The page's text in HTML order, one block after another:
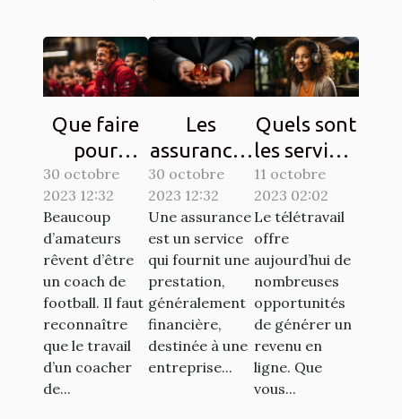
Que faire
pour
devenir un
bon coach
de
football ?
30 octobre
2023 12:32
Beaucoup
d’amateurs
rêvent d’être
un coach de
football. Il faut
reconnaître
que le travail
d’un coacher
de...
Les
assurances
à souscrire
en France :
lesquelles
sont
exigées ?
30 octobre
2023 12:32
Une assurance
est un service
qui fournit une
prestation,
généralement
financière,
destinée à une
entreprise...
Quels sont
les services
en ligne
pour se
faire de
l'argent en
télétravail
?
11 octobre
2023 02:02
Le télétravail
offre
aujourd’hui de
nombreuses
opportunités
de générer un
revenu en
ligne. Que
vous...